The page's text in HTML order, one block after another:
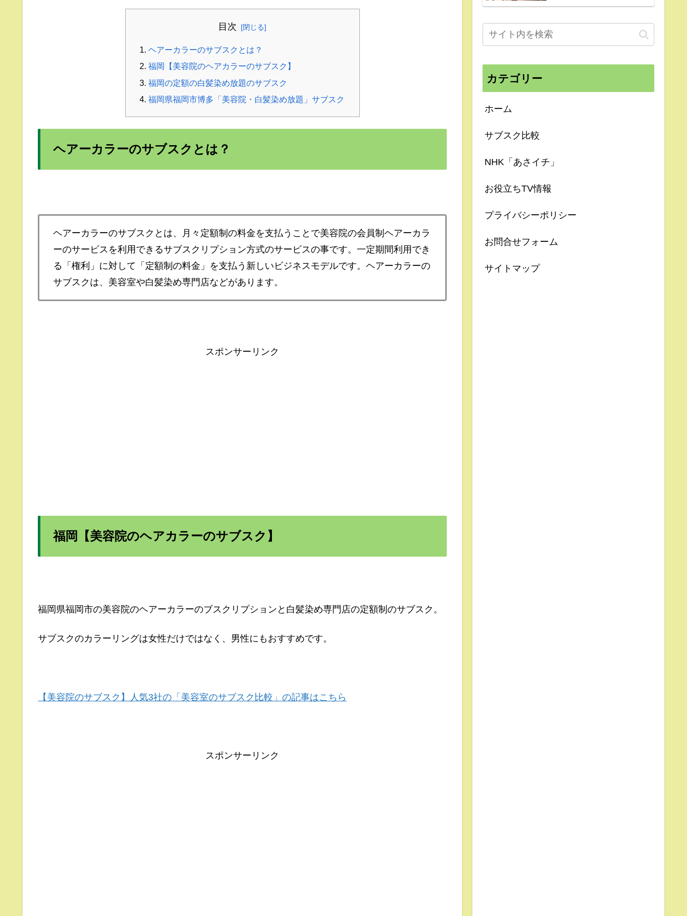
目次
ヘアーカラーのサブスクとは？
福岡【美容院のヘアカラーのサブスク】
福岡の定額の白髪染め放題のサブスク
福岡県福岡市博多「美容院・白髪染め放題」サブスク
ヘアーカラーのサブスクとは？
ヘアーカラーのサブスクとは、月々定額制の料金を支払うことで美容院の会員制ヘアーカラ
ーのサービスを利用できるサブスクリプション方式のサービスの事です。一定期間利用でき
る「権利」に対して「定額制の料金」を支払う新しいビジネスモデルです。ヘアーカラーの
サブスクは、美容室や白髪染め専門店などがあります。
スポンサーリンク
福岡【美容院のヘアカラーのサブスク】
福岡県福岡市の美容院のヘアーカラーのブスクリプションと白髪染め専門店の定額制のサブスク。
サブスクのカラーリングは女性だけではなく、男性にもおすすめです。
【美容院のサブスク】人気3社の「美容室のサブスク比較」の記事はこちら
スポンサーリンク
カテゴリー
ホーム
サブスク比較
NHK「あさイチ」
お役立ちTV情報
プライバシーポリシー
お問合せフォーム
サイトマップ